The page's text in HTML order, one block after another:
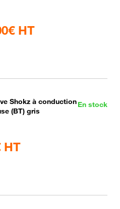
HT
En stock
Shokz à conduction
(BT) gris
HT